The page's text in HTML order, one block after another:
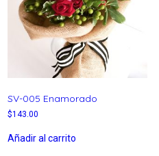
SV-005 Enamorado
$143.00
Añadir al carrito